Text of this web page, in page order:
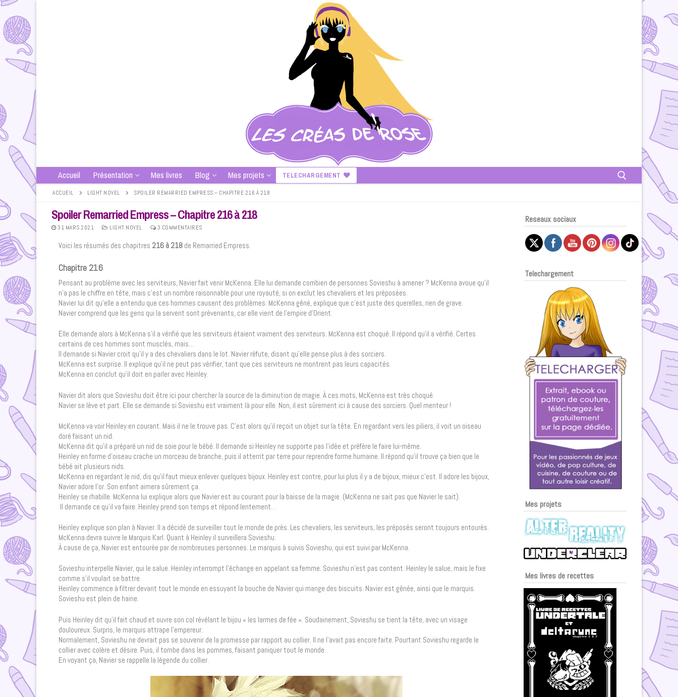
Accueil Présentation Mes livres Blog Mes projets TELECHARGEMENT
ACCUEIL LIGHT NOVEL SPOILER REMARRIED EMPRESS – CHAPITRE 216 À 218
Spoiler Remarried Empress – Chapitre 216 à 218
31 MARS 2021 LIGHT NOVEL 3 COMMENTAIRES
Voici les résumés des chapitres 216 à 218 de Remarried Empress.
Chapitre 216
Pensant au problème avec les serviteurs, Navier fait venir McKenna. Elle lui demande combien de personnes Sovieshu à amener ? McKenna avoue qu’il
n’a pas le chiffre en tête, mais c’est un nombre raisonnable pour une royauté, si on exclut les chevaliers et les préposées.
Navier lui dit qu’elle a entendu que ces hommes causent des problèmes. McKenna gêné, explique que c’est juste des querelles, rien de grave.
Navier comprend que les gens qui la servent sont prévenants, car elle vient de l’empire d’Orient.
Elle demande alors à McKenna s’il a vérifié que les serviteurs étaient vraiment des serviteurs. McKenna est choqué. Il répond qu’il a vérifié. Certes
certains de ces hommes sont musclés, mais…
Il demande si Navier croit qu’il y a des chevaliers dans le lot. Navier réfute, disant qu’elle pense plus à des sorciers.
McKenna est surprise. Il explique qu’il ne peut pas vérifier, tant que ces serviteurs ne montrent pas leurs capacités.
McKenna en conclut qu’il doit en parler avec Heinley.
Navier dit alors que Sovieshu doit être ici pour chercher la source de la diminution de magie. À ces mots, McKenna est très choqué.
Navier se lève et part. Elle se demande si Sovieshu est vraiment là pour elle. Non, il est sûrement ici à cause des sorciers. Quel menteur !
McKenna va voir Heinley en courant. Mais il ne le trouve pas. C’est alors qu’il reçoit un objet sur la tête. En regardant vers les piliers, il voit un oiseau
doré faisant un nid.
McKenna dit qu’il a préparé un nid de soie pour le bébé. Il demande si Heinley ne supporte pas l’idée et préfère le faire lui-même.
Heinley en forme d’oiseau crache un morceau de branche, puis il atterrit par terre pour reprendre forme humaine. Il répond qu’il trouve ça bien que le
bébé ait plusieurs nids.
McKenna en regardant le nid, dis qu’il faut mieux enlever quelques bijoux. Heinley est contre, pour lui plus il y a de bijoux, mieux c’est. Il adore les bijoux,
Navier adore l’or. Son enfant aimera sûrement ça.
Heinley se rhabille. McKenna lui explique alors que Navier est au courant pour la baisse de la magie. (McKenna ne sait pas que Navier le sait).
Il demande ce qu’il va faire. Heinley prend son temps et répond lentement…
Heinley explique son plan à Navier. Il a décidé de surveiller tout le monde de près. Les chevaliers, les serviteurs, les préposés seront toujours entourés.
McKenna devra suivre le Marquis Karl. Quant à Heinley il surveillera Sovieshu.
À cause de ça, Navier est entourée par de nombreuses personnes. Le marquis à suivis Sovieshu, qui est suivi par McKenna.
Sovieshu interpelle Navier, qui le salue. Heinley interrompt l’échange en appelant sa femme. Sovieshu n’est pas content. Heinley le salue, mais le fixe
comme s’il voulait se battre.
Heinley commence à filtrer devant tout le monde en essuyant la bouche de Navier qui mange des biscuits. Navier est gênée, ainsi que le marquis.
Sovieshu est plein de haine.
Puis Heinley dit qu’il fait chaud et ouvre son col révélant le bijou « les larmes de fée ». Soudainement, Sovieshu se tient la tête, avec un visage
douloureux. Surpris, le marquis attrape l’empereur.
Normalement, Sovieshu ne devrait pas se souvenir de la promesse par rapport au collier. Il ne l’avait pas encore faite. Pourtant Sovieshu regarde le
collier avec colère et désire. Puis, il tombe dans les pommes, faisant paniquer tout le monde.
En voyant ça, Navier se rappelle la légende du collier.
Reseaux sociaux
Telechargement
Mes projets
Mes livres de recettes